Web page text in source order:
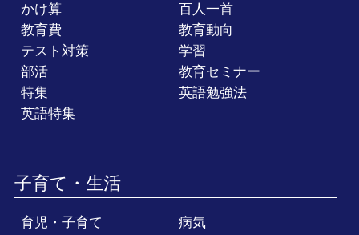
かけ算
百人一首
教育費
教育動向
テスト対策
学習
部活
教育セミナー
特集
英語勉強法
英語特集
子育て・生活
育児・子育て
病気